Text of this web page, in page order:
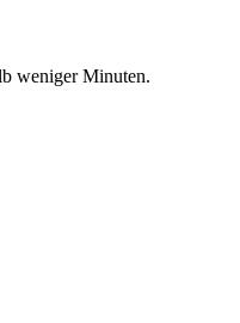
weniger Minuten.